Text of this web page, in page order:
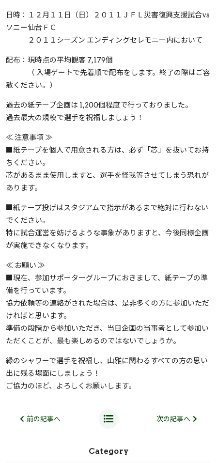
日時：１２月１１日（日）２０１１ＪＦＬ災害復興支援試合vs
ソニー仙台ＦＣ
２０１１シーズン エンディングセレモニー内において
配布：現時点の平均観客 7,179個
（ 入場ゲートで先着順で配布をします。終了の際はご容
赦ください。）
過去の紙テープ企画は 1,200個程度で行っておりました。
過去最大の規模で選手を祝福しましょう！
≪ 注意事項 ≫
■紙テープを個人で用意される方は、必ず「芯」を抜いてお持
ちください。
芯があるまま使用しますと、選手を怪我等させてしまう恐れが
あります。
■紙テープ投げはスタジアムで指示があるまで絶対に行わない
でください。
特に試合運営を妨げるような事象がありますと、今後同様企画
が実施できなくなります。
≪ お願い ≫
■現在、参加サポーターグループにおきまして、紙テープの準
備を行っています。
協力依頼等の連絡がされた場合は、是非多くの方に参加いただ
ければと思います。
準備の段階から参加いただき、当日企画の当事者として参加い
ただくことが、最も楽しめるのではないでしょうか。
緑のシャワーで選手を祝福し、山雅に関わるすべての方の思い
出に残る場面にしましょう！
ご協力のほど、よろしくお願いします。
前の記事へ 次の記事へ
Category